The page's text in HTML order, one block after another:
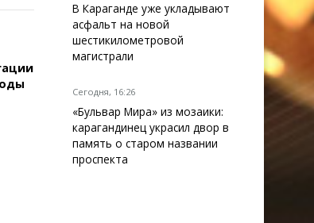
В Караганде уже укладывают
асфальт на новой
шестикилометровой
магистрали
Сегодня, 16:26
«Бульвар Мира» из мозаики:
карагандинец украсил двор в
память о старом названии
проспекта